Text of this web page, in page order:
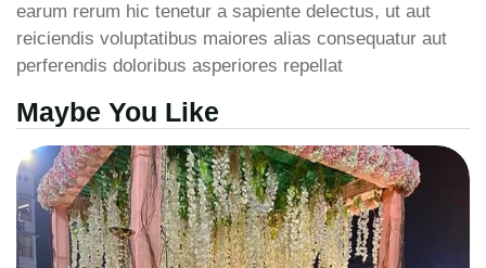
earum rerum hic tenetur a sapiente delectus, ut aut
reiciendis voluptatibus maiores alias consequatur aut
perferendis doloribus asperiores repellat
Maybe You Like